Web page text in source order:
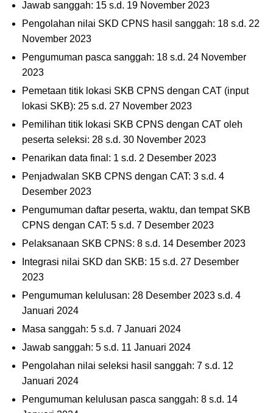
Jawab sanggah: 15 s.d. 19 November 2023
Pengolahan nilai SKD CPNS hasil sanggah: 18 s.d. 22
November 2023
Pengumuman pasca sanggah: 18 s.d. 24 November
2023
Pemetaan titik lokasi SKB CPNS dengan CAT (input
lokasi SKB): 25 s.d. 27 November 2023
Pemilihan titik lokasi SKB CPNS dengan CAT oleh
peserta seleksi: 28 s.d. 30 November 2023
Penarikan data final: 1 s.d. 2 Desember 2023
Penjadwalan SKB CPNS dengan CAT: 3 s.d. 4
Desember 2023
Pengumuman daftar peserta, waktu, dan tempat SKB
CPNS dengan CAT: 5 s.d. 7 Desember 2023
Pelaksanaan SKB CPNS: 8 s.d. 14 Desember 2023
Integrasi nilai SKD dan SKB: 15 s.d. 27 Desember
2023
Pengumuman kelulusan: 28 Desember 2023 s.d. 4
Januari 2024
Masa sanggah: 5 s.d. 7 Januari 2024
Jawab sanggah: 5 s.d. 11 Januari 2024
Pengolahan nilai seleksi hasil sanggah: 7 s.d. 12
Januari 2024
Pengumuman kelulusan pasca sanggah: 8 s.d. 14